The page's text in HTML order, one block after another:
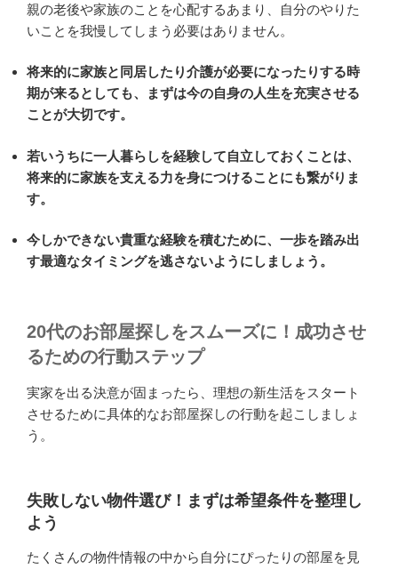
親の老後や家族のことを心配するあまり、自分のやりた
いことを我慢してしまう必要はありません。
将来的に家族と同居したり介護が必要になったりする時
期が来るとしても、まずは今の自身の人生を充実させる
ことが大切です。
若いうちに一人暮らしを経験して自立しておくことは、
将来的に家族を支える力を身につけることにも繋がりま
す。
今しかできない貴重な経験を積むために、一歩を踏み出
す最適なタイミングを逃さないようにしましょう。
20代のお部屋探しをスムーズに！成功させ
るための行動ステップ
実家を出る決意が固まったら、理想の新生活をスタート
させるために具体的なお部屋探しの行動を起こしましょ
う。
失敗しない物件選び！まずは希望条件を整理し
よう
たくさんの物件情報の中から自分にぴったりの部屋を見